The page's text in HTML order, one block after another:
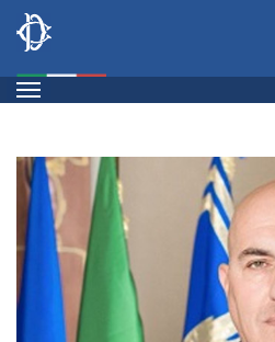
Salta
contenuto
principale
Audizione
Crosetto
su
linee
programmatiche
Ministero
Difesa
Espandi
Contenuto